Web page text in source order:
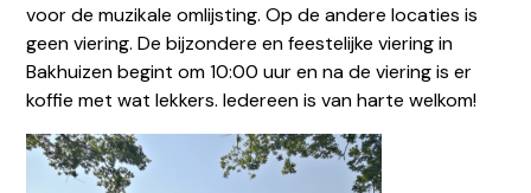
voor de muzikale omlijsting. Op de andere locaties is
geen viering. De bijzondere en feestelijke viering in
Bakhuizen begint om 10:00 uur en na de viering is er
koffie met wat lekkers. Iedereen is van harte welkom!